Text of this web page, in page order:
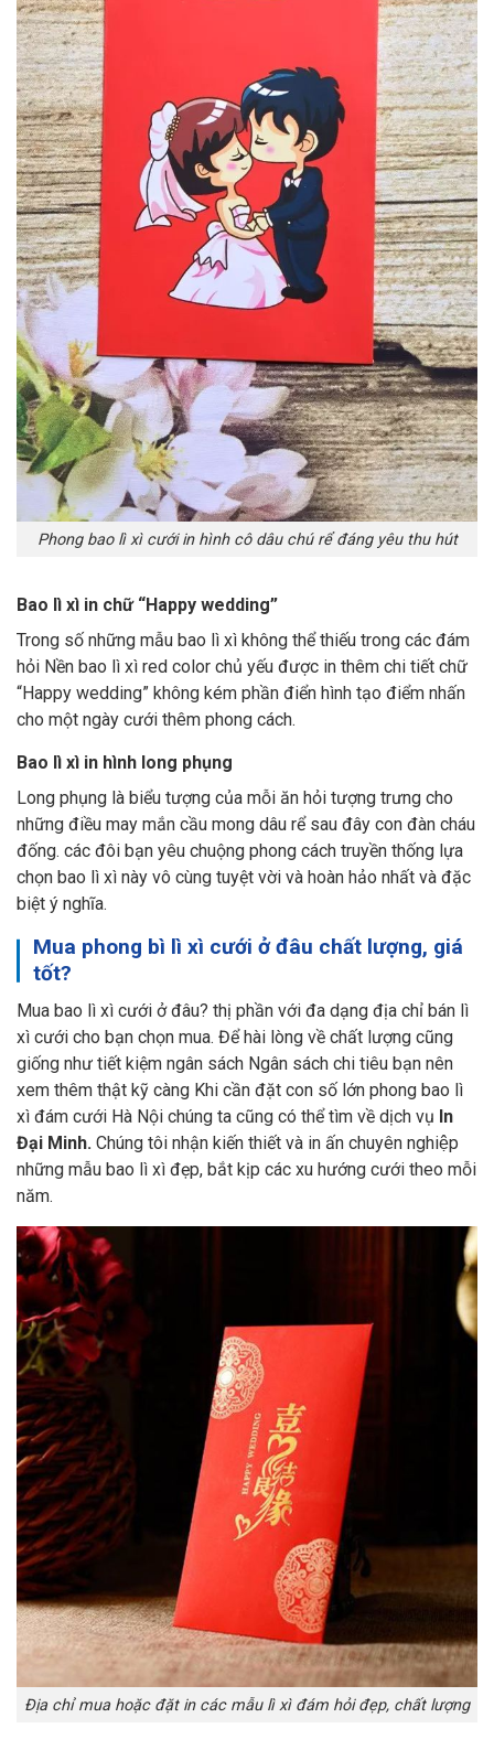
Phong bao lì xì cưới in hình cô dâu chú rể đáng yêu thu hút
Bao lì xì in chữ “Happy wedding”
Trong số những mẫu bao lì xì không thể thiếu trong các đám
hỏi Nền bao lì xì red color chủ yếu được in thêm chi tiết chữ
“Happy wedding” không kém phần điển hình tạo điểm nhấn
cho một ngày cưới thêm phong cách.
Bao lì xì in hình long phụng
Long phụng là biểu tượng của mỗi ăn hỏi tượng trưng cho
những điều may mắn cầu mong dâu rể sau đây con đàn cháu
đống. các đôi bạn yêu chuộng phong cách truyền thống lựa
chọn bao lì xì này vô cùng tuyệt vời và hoàn hảo nhất và đặc
biệt ý nghĩa.
Mua phong bì lì xì cưới ở đâu chất lượng, giá
tốt?
Mua bao lì xì cưới ở đâu? thị phần với đa dạng địa chỉ bán lì
xì cưới cho bạn chọn mua. Để hài lòng về chất lượng cũng
giống như tiết kiệm ngân sách Ngân sách chi tiêu bạn nên
xem thêm thật kỹ càng Khi cần đặt con số lớn phong bao lì
xì đám cưới Hà Nội chúng ta cũng có thể tìm về dịch vụ In
Đại Minh. Chúng tôi nhận kiến thiết và in ấn chuyên nghiệp
những mẫu bao lì xì đẹp, bắt kịp các xu hướng cưới theo mỗi
năm.
Địa chỉ mua hoặc đặt in các mẫu lì xì đám hỏi đẹp, chất lượng